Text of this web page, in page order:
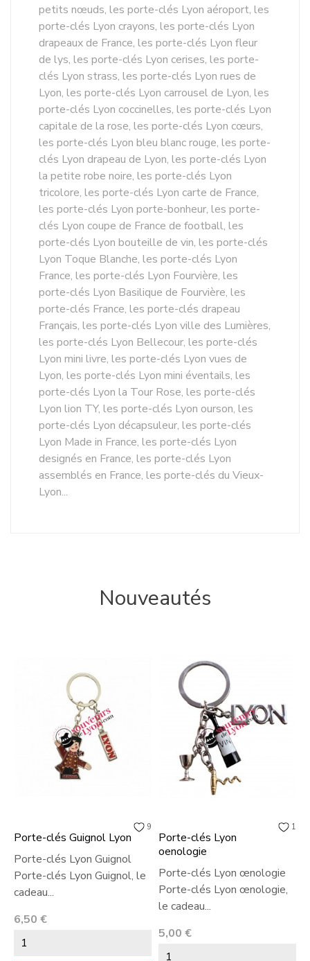
petits nœuds, les porte-clés Lyon aéroport, les
porte-clés Lyon crayons, les porte-clés Lyon
drapeaux de France, les porte-clés Lyon fleur
de lys, les porte-clés Lyon cerises, les porte-
clés Lyon strass, les porte-clés Lyon rues de
Lyon, les porte-clés Lyon carrousel de Lyon, les
porte-clés Lyon coccinelles, les porte-clés Lyon
capitale de la rose, les porte-clés Lyon cœurs,
les porte-clés Lyon bleu blanc rouge, les porte-
clés Lyon drapeau de Lyon, les porte-clés Lyon
la petite robe noire, les porte-clés Lyon
tricolore, les porte-clés Lyon carte de France,
les porte-clés Lyon porte-bonheur, les porte-
clés Lyon coupe de France de football, les
porte-clés Lyon bouteille de vin, les porte-clés
Lyon Toque Blanche, les porte-clés Lyon
France, les porte-clés Lyon Fourvière, les
porte-clés Lyon Basilique de Fourvière, les
porte-clés France, les porte-clés drapeau
Français, les porte-clés Lyon ville des Lumières,
les porte-clés Lyon Bellecour, les porte-clés
Lyon mini livre, les porte-clés Lyon vues de
Lyon, les porte-clés Lyon mini éventails, les
porte-clés Lyon la Tour Rose, les porte-clés
Lyon lion TY, les porte-clés Lyon ourson, les
porte-clés Lyon décapsuleur, les porte-clés
Lyon Made in France, les porte-clés Lyon
designés en France, les porte-clés Lyon
assemblés en France, les porte-clés du Vieux-
Lyon...
Nouveautés
9
Porte-clés Guignol Lyon
Porte-clés Lyon Guignol
Porte-clés Lyon Guignol, le
cadeau...
Prix
6,50 €
1
Porte-clés Lyon
oenologie
Porte-clés Lyon œnologie
Porte-clés Lyon œnologie,
le cadeau...
Prix
5,00 €